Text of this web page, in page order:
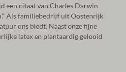
een citaat van Charles Darwin
Als familiebedrijf uit Oostenrijk
ons biedt. Naast onze fijne
latex en plantaardig gelooid